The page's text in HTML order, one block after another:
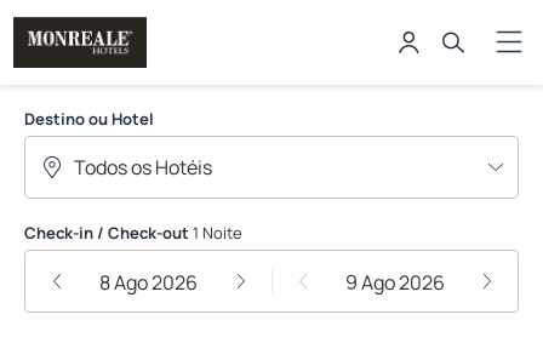
Monreale Hotels
Destino ou Hotel
Check-in / Check-out 1 Noite
8 Ago 2026 9 Ago 2026